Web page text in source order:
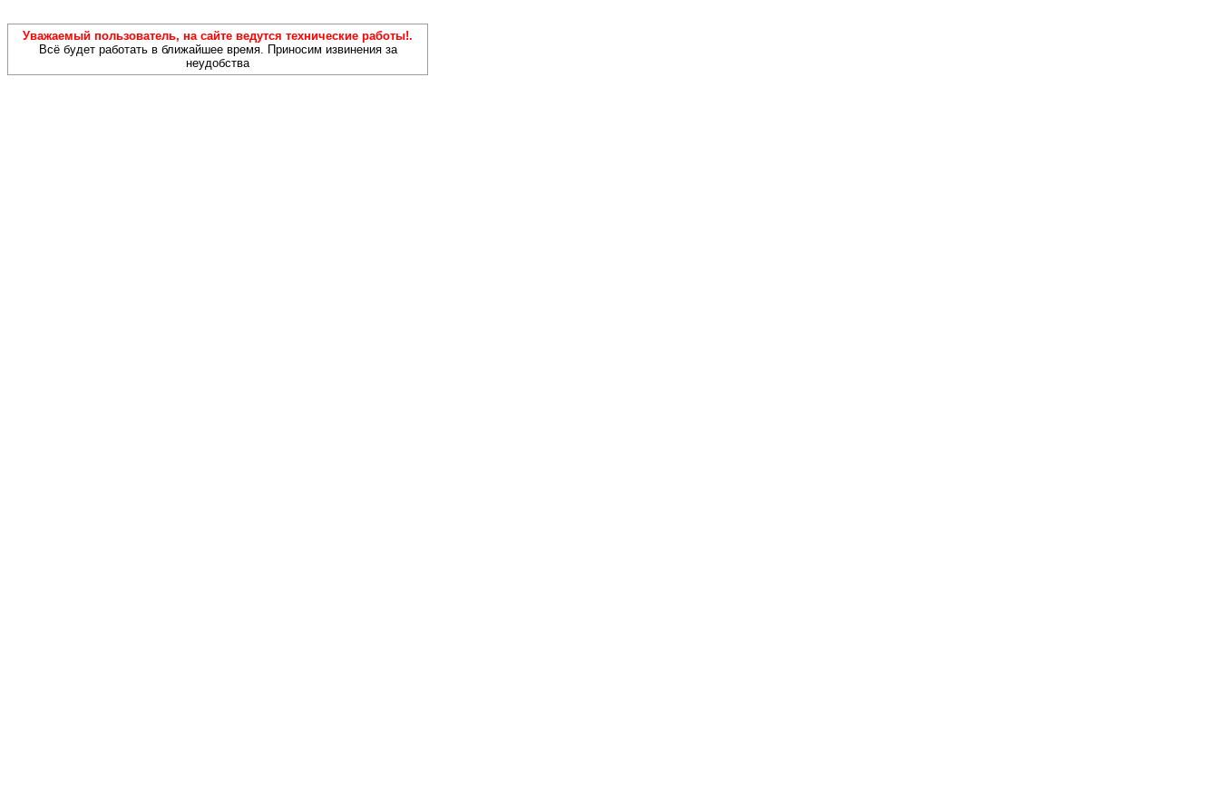
Уважаемый пользователь, на сайте ведутся технические работы!.
Всё будет работать в ближайшее время. Приносим извинения за
неудобства